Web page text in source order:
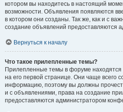
котором вы находитесь в настоящий
возможности. Объявления появляются
в котором они созданы. Так же, как и с
создание объявлений предоставляются
Вернуться к началу
Что такое прилепленные темы?
Прилепленные темы в форуме находятся
на его первой странице. Они чаще всего
информацию, поэтому вы должны
и с объявлениями, права на создание
предоставляются администратором